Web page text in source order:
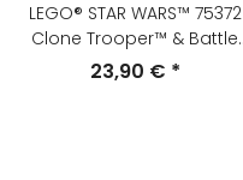
LEGO® STAR WARS™ 75372
Clone Trooper™ & Battle
Droid™ Battle Pack
23,90 € *